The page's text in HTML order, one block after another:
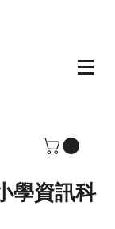
學資訊科